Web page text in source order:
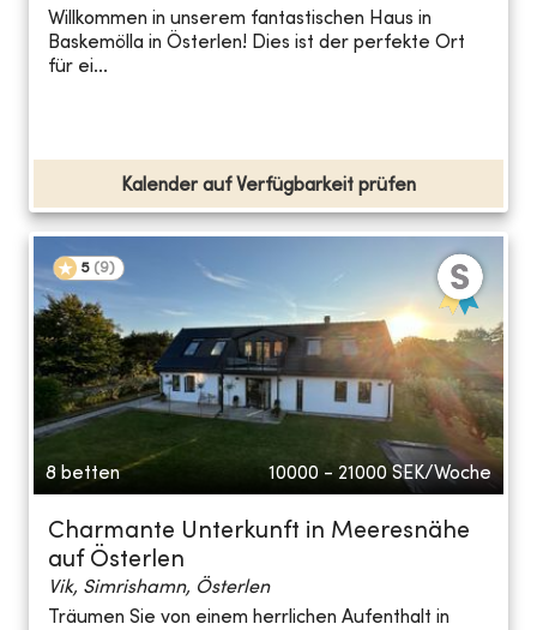
Willkommen in unserem fantastischen Haus in
Baskemölla in Österlen! Dies ist der perfekte Ort
für ei...
Kalender auf Verfügbarkeit prüfen
5 (9)
8 betten 10000 - 21000 SEK/Woche
Charmante Unterkunft in Meeresnähe
auf Österlen
Vik, Simrishamn, Österlen
Träumen Sie von einem herrlichen Aufenthalt in